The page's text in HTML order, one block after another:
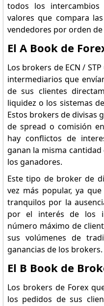
todos los
valores que compara
vendedores por orden
El A Book de
Los brokers de ECN /
intermediarios que
de sus clientes
liquidez o los sistemas
Estos brokers de divisas
de spread o comisión
hay conflictos de
ganan la misma
los ganadores.
Este tipo de broker de
vez más popular, ya
tranquilos por la
por el interés de los
número máximo de
sus volúmenes de
ganancias de los brokers.
El B Book de
Los brokers de Forex
los pedidos de sus